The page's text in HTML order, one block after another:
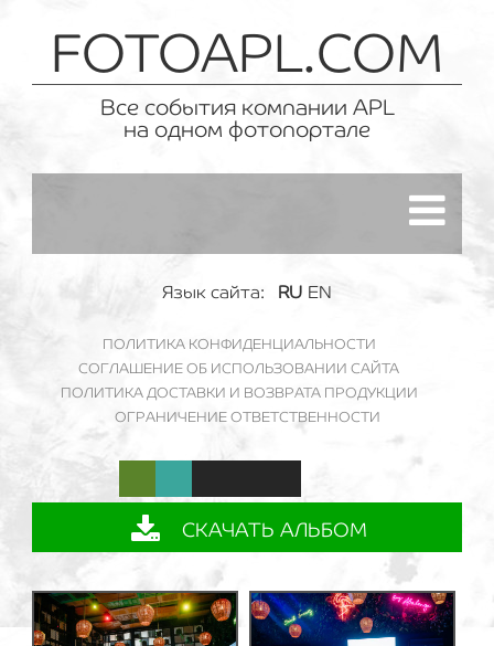
FOTOAPL.COM
Все события компании APL
на одном фотопортале
Язык сайта: RU EN
ПОЛИТИКА КОНФИДЕНЦИАЛЬНОСТИ
СОГЛАШЕНИЕ ОБ ИСПОЛЬЗОВАНИИ САЙТА
ПОЛИТИКА ДОСТАВКИ И ВОЗВРАТА ПРОДУКЦИИ
ОГРАНИЧЕНИЕ ОТВЕТСТВЕННОСТИ
СКАЧАТЬ АЛЬБОМ